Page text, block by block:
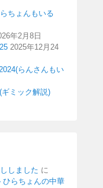
ちょんもいる
年2月8日
2025年12月24
らんさんもい
ミック解説)
しました に
ひらちょんの中華